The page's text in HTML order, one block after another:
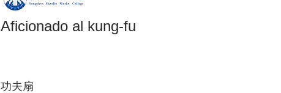
Aficionado al kung-fu
功夫扇